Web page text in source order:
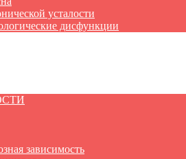
усталости
дисфункции
зависимость